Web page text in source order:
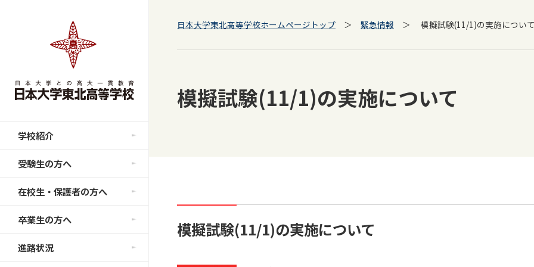
学校紹介
受験生の方へ
在校生・保護者の方へ
卒業生の方へ
進路状況
日本大学東北高等学校ホームページトップ ＞ 緊急情報 ＞ 模擬試験(11/1)の実施につい
模擬試験(11/1)の実施について
模擬試験(11/1)の実施について